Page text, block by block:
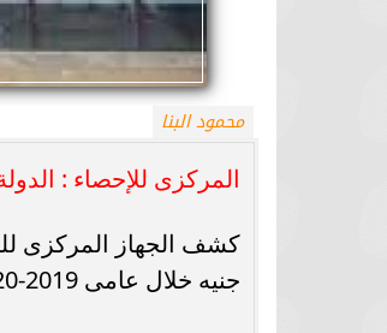
محمود البنا
المركزى للإحصاء : الدولة أنفقت 166.5 مليار جنية على
جنيه خلال عامى 2019-2020 و2020-2021 فقط .